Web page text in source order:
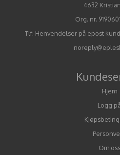
4632
Org. nr.
Tlf: Henvendelser på epost
Hjem
Logg på
Om oss